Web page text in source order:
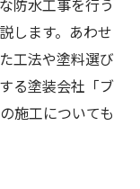
防水工事を行う
します。あわせ
工法や塗料選び
る塗装会社「ブ
施工についても